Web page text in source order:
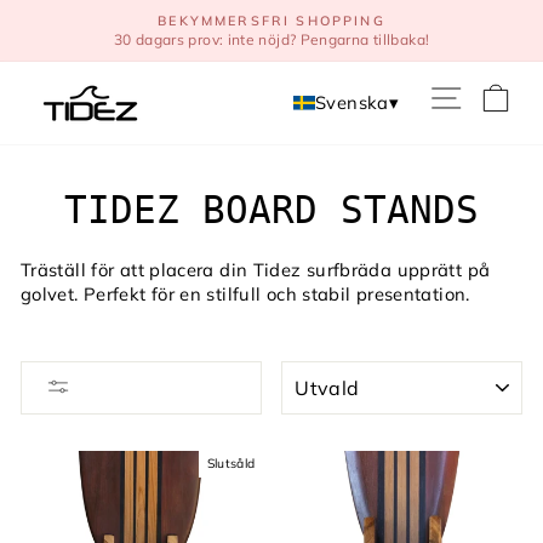
innehåll
BEKYMMERSFRI SHOPPING
30 dagars prov: inte nöjd? Pengarna tillbaka!
Svenska▾
TIDEZ BOARD STANDS
Träställ för att placera din Tidez surfbräda upprätt på
golvet. Perfekt för en stilfull och stabil presentation.
Slutsåld